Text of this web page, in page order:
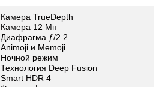
Камера TrueDepth
Камера 12 Мп
Диафрагма ƒ/2.2
Animoji и Memoji
Ночной режим
Технология Deep Fusion
Smart HDR 4